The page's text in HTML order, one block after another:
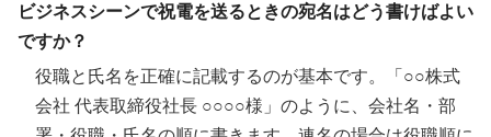
ビジネスシーンで祝電を送るときの宛名はどう書けばよい
ですか？
役職と氏名を正確に記載するのが基本です。「○○株式
会社 代表取締役社長 ○○○○様」のように、会社名・部